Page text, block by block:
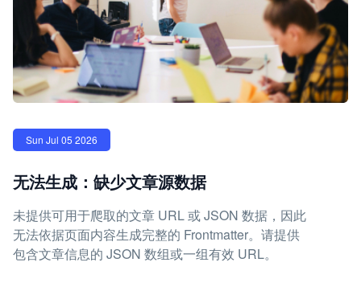
Sun Jul 05 2026
无法生成：缺少文章源数据
未提供可用于爬取的文章 URL 或 JSON 数据，因此
无法依据页面内容生成完整的 Frontmatter。请提供
包含文章信息的 JSON 数组或一组有效 URL。